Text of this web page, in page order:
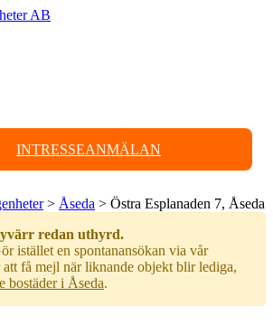
INTRESSEANMÄLAN
> Åseda > Östra Esplanaden 7, Åseda
redan uthyrd.
istället en spontanansökan via vår
få mejl när liknande objekt blir lediga,
bostäder i Åseda.